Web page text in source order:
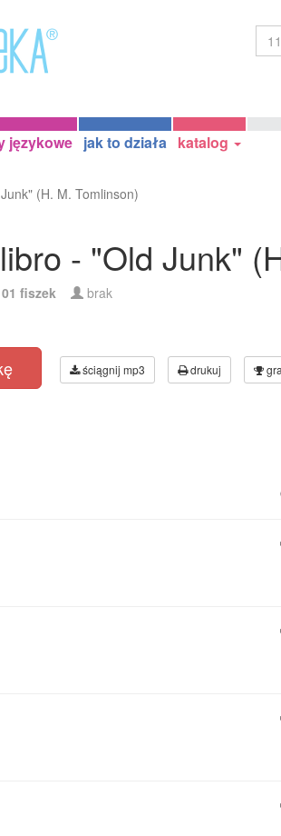
językowe jak to działa katalog
(H. M. Tomlinson)
- "Old Junk"
fiszek brak
ściągnij mp3 drukuj